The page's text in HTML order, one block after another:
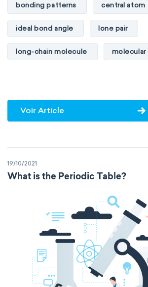
bonding patterns central atom
ideal bond angle lone pair
long-chain molecule
multiple central atoms non-
physical properties polarity
VSEPR
Voir Article
19/10/2021
What is the Periodic Table?